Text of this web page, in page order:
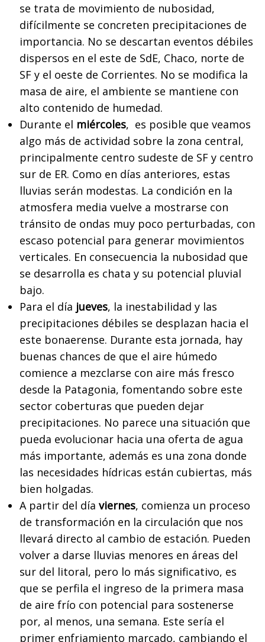
se trata de movimiento de nubosidad,
difícilmente se concreten precipitaciones de
importancia. No se descartan eventos débiles
dispersos en el este de SdE, Chaco, norte de
SF y el oeste de Corrientes. No se modifica la
masa de aire, el ambiente se mantiene con
alto contenido de humedad.
Durante el miércoles, es posible que veamos
algo más de actividad sobre la zona central,
principalmente centro sudeste de SF y centro
sur de ER. Como en días anteriores, estas
lluvias serán modestas. La condición en la
atmosfera media vuelve a mostrarse con
tránsito de ondas muy poco perturbadas, con
escaso potencial para generar movimientos
verticales. En consecuencia la nubosidad que
se desarrolla es chata y su potencial pluvial
bajo.
Para el día jueves, la inestabilidad y las
precipitaciones débiles se desplazan hacia el
este bonaerense. Durante esta jornada, hay
buenas chances de que el aire húmedo
comience a mezclarse con aire más fresco
desde la Patagonia, fomentando sobre este
sector coberturas que pueden dejar
precipitaciones. No parece una situación que
pueda evolucionar hacia una oferta de agua
más importante, además es una zona donde
las necesidades hídricas están cubiertas, más
bien holgadas.
A partir del día viernes, comienza un proceso
de transformación en la circulación que nos
llevará directo al cambio de estación. Pueden
volver a darse lluvias menores en áreas del
sur del litoral, pero lo más significativo, es
que se perfila el ingreso de la primera masa
de aire frío con potencial para sostenerse
por, al menos, una semana. Este sería el
primer enfriamiento marcado, cambiando el